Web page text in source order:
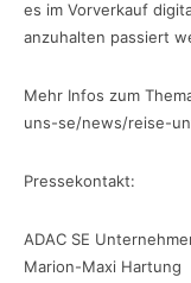
es im Vorverkauf
anzuhalten passiert
Mehr Infos zum
uns-se/news/reise-
Pressekontakt:
ADAC SE
Marion-Maxi Hartung